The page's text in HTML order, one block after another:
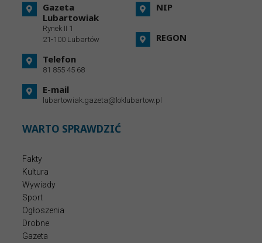
Gazeta
Lubartowiak
Rynek II 1
21-100 Lubartów
Telefon
81 855 45 68
E-mail
lubartowiak.gazeta@loklubartow.pl
NIP
REGON
WARTO SPRAWDZIĆ
Fakty
Kultura
Wywiady
Sport
Ogłoszenia
Drobne
Gazeta